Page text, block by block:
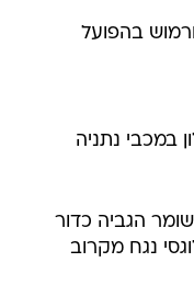
בהפועל
במכבי נתניה
ל-1:1! אייל משומר הגביה כדור
נגח מקרוב